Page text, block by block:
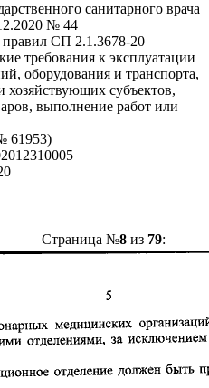
санитарного врача
№ 44
СП 2.1.3678-20
требования к эксплуатации
оборудования и транспорта,
хозяйствующих субъектов,
выполнение работ или
61953)
Страница №8из 79: